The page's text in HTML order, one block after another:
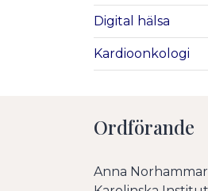
Digital hälsa
Kardioonkologi
Ordförande
Anna Norhammar